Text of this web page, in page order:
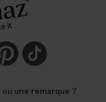
une remarque ?